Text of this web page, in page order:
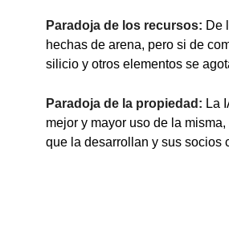
Paradoja de los recursos: De
hechas de arena, pero si de
silicio y otros elementos se
Paradoja de la propiedad: La
mejor y mayor uso de la
que la desarrollan y sus socios